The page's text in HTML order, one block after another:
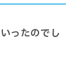
ったのでし